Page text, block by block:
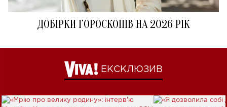
ДОБІРКИ ГОРОСКОПІВ НА 2026 РІК
ЕКСКЛЮЗИВ